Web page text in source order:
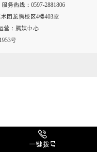
务热线：0597-2881806
团龙腾校区4楼403室
营：腾媒中心
号

一键拨号